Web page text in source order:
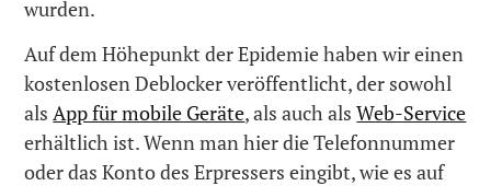
wurden.
Auf dem Höhepunkt der Epidemie haben wir einen
kostenlosen Deblocker veröffentlicht, der sowohl
alsApp für mobile Geräte, als auch alsWeb-Service
erhältlich ist. Wenn man hier die Telefonnummer
oder das Konto des Erpressers eingibt, wie es auf